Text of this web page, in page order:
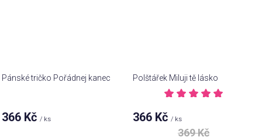
Pánské tričko Pořádnej kanec
366 Kč/ ks
Polštářek Miluji tě lásko
hodnocení
produktu
366 Kč/ ks
369 Kč